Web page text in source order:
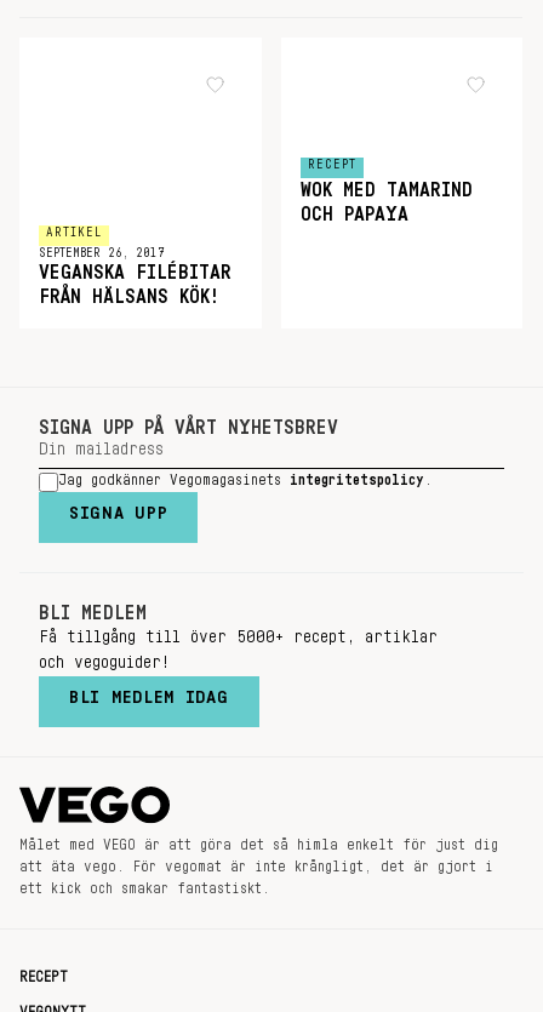
ARTIKEL
SEPTEMBER 26, 2017
VEGANSKA FILÉBITAR
FRÅN HÄLSANS KÖK!
RECEPT
WOK MED TAMARIND
OCH PAPAYA
SIGNA UPP PÅ VÅRT NYHETSBREV
Jag godkänner Vegomagasinets integritetspolicy
SIGNA UPP
BLI MEDLEM
Få tillgång till över 5000+ recept, artiklar
och vegoguider!
BLI MEDLEM IDAG
Målet med VEGO är att göra det så himla enkelt för just dig
att äta vego. För vegomat är inte krångligt, det är gjort i
ett kick och smakar fantastiskt.
RECEPT